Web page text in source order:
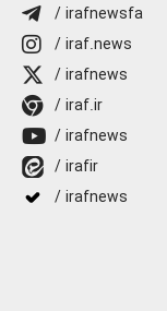
/ irafnewsfa
/ iraf.news
/ irafnews
/ iraf.ir
/ irafnews
/ irafir
/ irafnews